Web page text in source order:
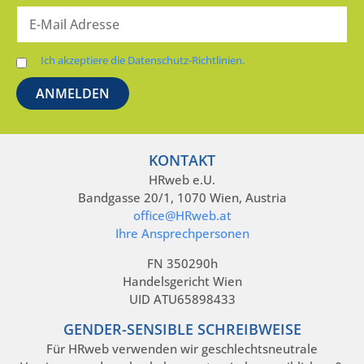
Ich akzeptiere die Datenschutz-Richtlinien.
KONTAKT
HRweb e.U.
Bandgasse 20/1, 1070 Wien, Austria
office@HRweb.at
Ihre Ansprechpersonen
FN 350290h
Handelsgericht Wien
UID ATU65898433
GENDER-SENSIBLE SCHREIBWEISE
Für HRweb verwenden wir geschlechtsneutrale